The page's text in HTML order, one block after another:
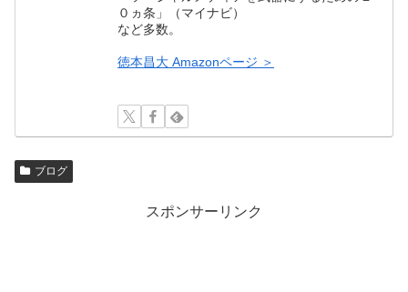
０ヵ条」（マイナビ）
など多数。
徳本昌大 Amazonページ ＞
ブログ
スポンサーリンク